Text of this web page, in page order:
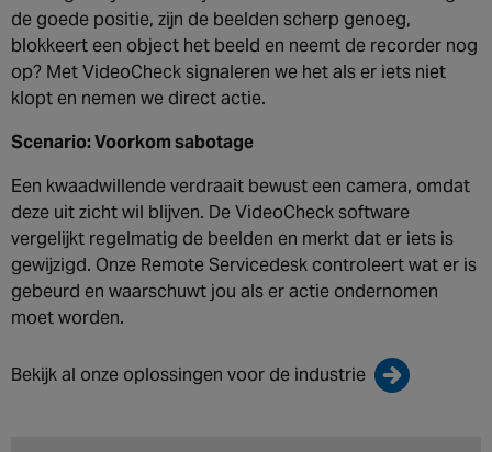
de goede positie, zijn de beelden scherp genoeg,
blokkeert een object het beeld en neemt de recorder nog
op? Met VideoCheck signaleren we het als er iets niet
klopt en nemen we direct actie.
Scenario: Voorkom sabotage
Een kwaadwillende verdraait bewust een camera, omdat
deze uit zicht wil blijven. De VideoCheck software
vergelijkt regelmatig de beelden en merkt dat er iets is
gewijzigd. Onze Remote Servicedesk controleert wat er is
gebeurd en waarschuwt jou als er actie ondernomen
moet worden.
Bekijk al onze oplossingen voor de industrie